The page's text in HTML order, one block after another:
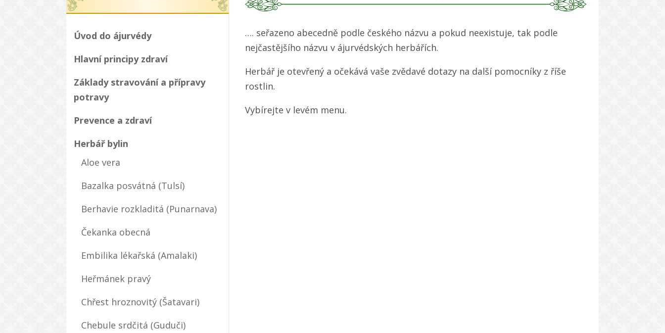
Úvod do ájurvédy
Hlavní principy zdraví
Základy stravování a přípravy
potravy
Prevence a zdraví
Herbář bylin
Aloe vera
Bazalka posvátná (Tulsí)
Berhavie rozkladitá (Punarnava)
Čekanka obecná
Embilika lékařská (Amalaki)
Heřmánek pravý
Chřest hroznovitý (Šatavari)
Chebule srdčitá (Guduči)
…. seřazeno abecedně podle českého názvu a pokud neexistuje, tak podle
nejčastějšího názvu v ájurvédských herbářích.
Herbář je otevřený a očekává vaše zvědavé dotazy na další pomocníky z říše
rostlin.
Vybírejte v levém menu.